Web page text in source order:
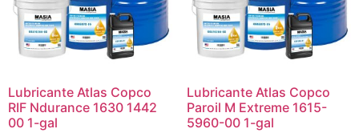
Lubricante Atlas Copco
RIF Ndurance 1630 1442
00 1-gal
Lubricante Atlas Copco
Paroil M Extreme 1615-
5960-00 1-gal